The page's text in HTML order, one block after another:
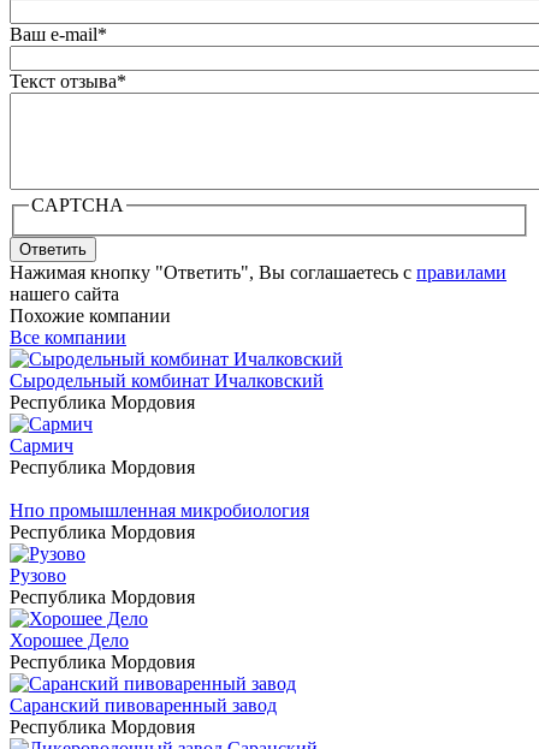
Ваш e-mail*
Текст отзыва*
CAPTCHA
Ответить
Нажимая кнопку "Ответить", Вы соглашаетесь с правилами
нашего сайта
Похожие компании
Все компании
Сыродельный комбинат Ичалковский
Республика Мордовия
Сармич
Республика Мордовия
Нпо промышленная микробиология
Республика Мордовия
Рузово
Республика Мордовия
Хорошее Дело
Республика Мордовия
Саранский пивоваренный завод
Республика Мордовия